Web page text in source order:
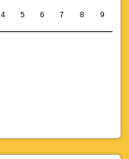
4 5 6 7 8 9